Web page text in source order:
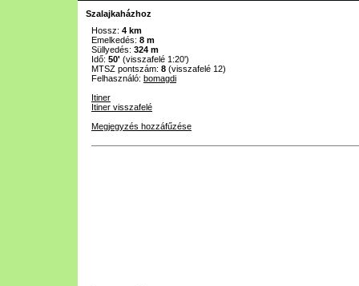
Szalajkaházhoz
Hossz: 4 km
Emelkedés: 8 m
Süllyedés: 324 m
Idő: 50' (visszafelé 1:20')
MTSZ pontszám: 8 (visszafelé 12)
Felhasználó: bomagdi
Itiner
Itiner visszafelé
Megjegyzés hozzáfűzése